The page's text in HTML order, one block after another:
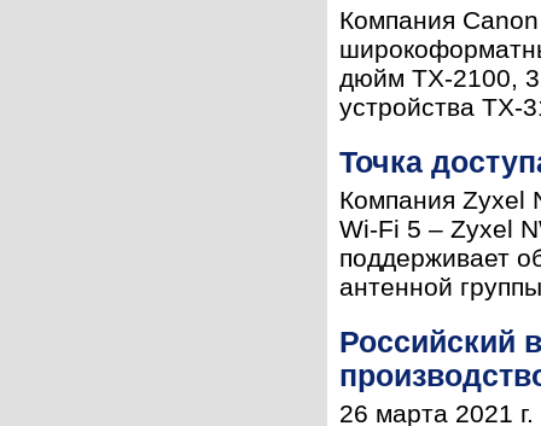
Компания
дюйм TX-2100,
устройства TX-
Точка
Компания Zyxel
Wi-Fi 5 – Zyxel
поддерживает
антенной
Российский
26 марта 2021